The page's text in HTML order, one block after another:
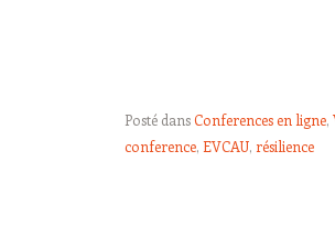
Posté dansConferences en ligne,
conference, EVCAU, résilience